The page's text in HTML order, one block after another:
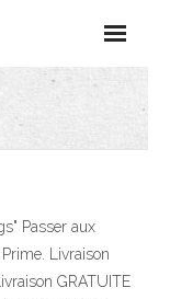
Passer aux
Livraison
GRATUITE